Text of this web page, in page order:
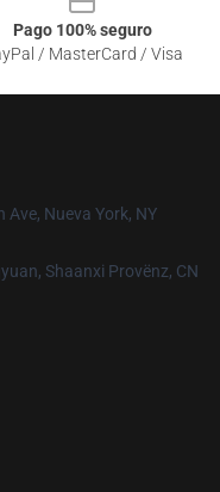
Pago 100% seguro
/ MasterCard / Visa
Ave, Nueva York, NY
Shaanxi Provënz, CN